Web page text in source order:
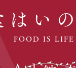
はい
FOOD IS LIFE